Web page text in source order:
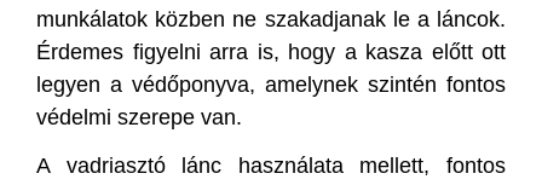
munkálatok közben ne szakadjanak le a láncok.
Érdemes figyelni arra is, hogy a kasza előtt ott
legyen a védőponyva, amelynek szintén fontos
védelmi szerepe van.
A vadriasztó lánc használata mellett, fontos